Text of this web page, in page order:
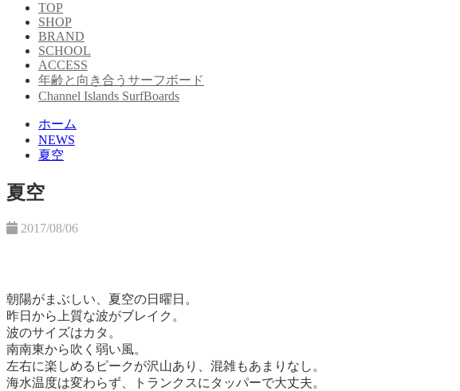
TOP
SHOP
BRAND
SCHOOL
ACCESS
年齢と向き合うサーフボード
Channel Islands SurfBoards
ホーム
NEWS
夏空
夏空
2017/08/06
朝陽がまぶしい、夏空の日曜日。
昨日から上質な波がブレイク。
波のサイズはカタ。
南南東から吹く弱い風。
左右に楽しめるピークが沢山あり、混雑もあまりなし。
海水温度は変わらず、トランクスにタッパーで大丈夫。